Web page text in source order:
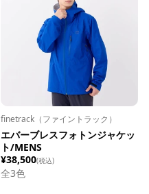
finetrack（ファイントラック）
エバーブレスフォトンジャケッ
ト/MENS
¥38,500(税込)
全3色